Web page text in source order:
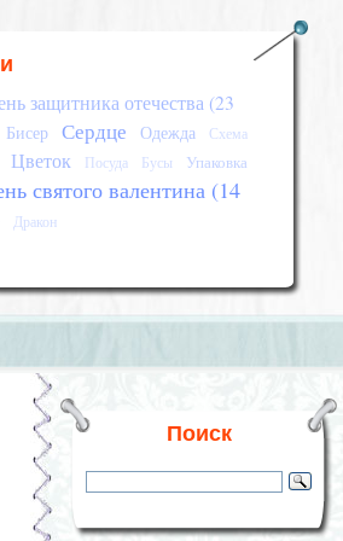
защитника отечества (23
Бисер Сердце Одежда
Схема
Цветок Посуда Бусы
Упаковка
святого валентина (14
Дракон
Поиск